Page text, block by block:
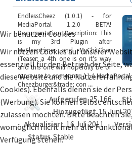
EndlessCheez (1.0.1) - for
MediaPortal 1.2.0 BETA!
Documentation: Description: This
is my 3rd Plugin after
MySleepTimer and MyChitChat
(Teaser: a 4th one is on it's way
and this one will hopefully be of
more use to someone ;-) ) A
Cheezburger&trade; con ...
Aufgerufen 25,166
Hinzugefügt 15 Juni
Aktualisiert 16 Juli 2011
Status Stable
Wir benutzen Cookies
Wir nutzen Cookies auf unserer
essenziell für den Betrieb der Seite,
diese Website und die
Cookies). Ebenfalls dienen sie der
(Werbung). Sie können selbst
zulassen möchten. Bitte beachten
womöglich nicht mehr alle
Verfügung stehen.